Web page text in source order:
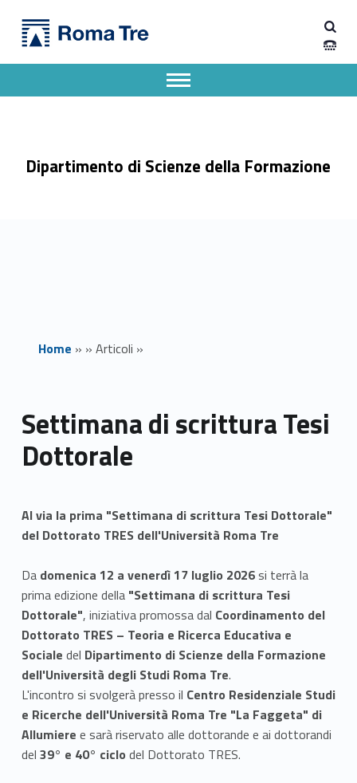
Settimana di scrittura Tesi Dottorale - Dipartimento di Scienze della Formazione
Dipartimento di Scienze della Formazione dell'Università degli Studi Roma Tre
Dipartimento di Scienze della Formazione
Apri il menu secondario
Header info sidebar
Home » » Articoli »
Settimana di scrittura Tesi
Dottorale
Al via la prima "Settimana di scrittura Tesi Dottorale"
del Dottorato TRES dell'Università Roma Tre
Da domenica 12 a venerdì 17 luglio 2026si terrà la
prima edizione della "Settimana di scrittura Tesi
Dottorale", iniziativa promossa dal Coordinamento del
Dottorato TRES – Teoria e Ricerca Educativa e
Sociale del Dipartimento di Scienze della Formazione
dell'Università degli Studi Roma Tre.
L'incontro si svolgerà presso il Centro Residenziale Studi
e Ricerche dell'Università Roma Tre "La Faggeta" di
Allumiere e sarà riservato alle dottorande e ai dottorandi
del 39° e 40° ciclo del Dottorato TRES.